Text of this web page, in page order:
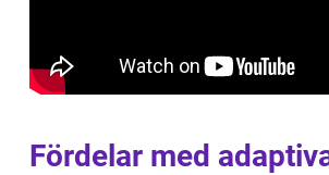
Fördelar med